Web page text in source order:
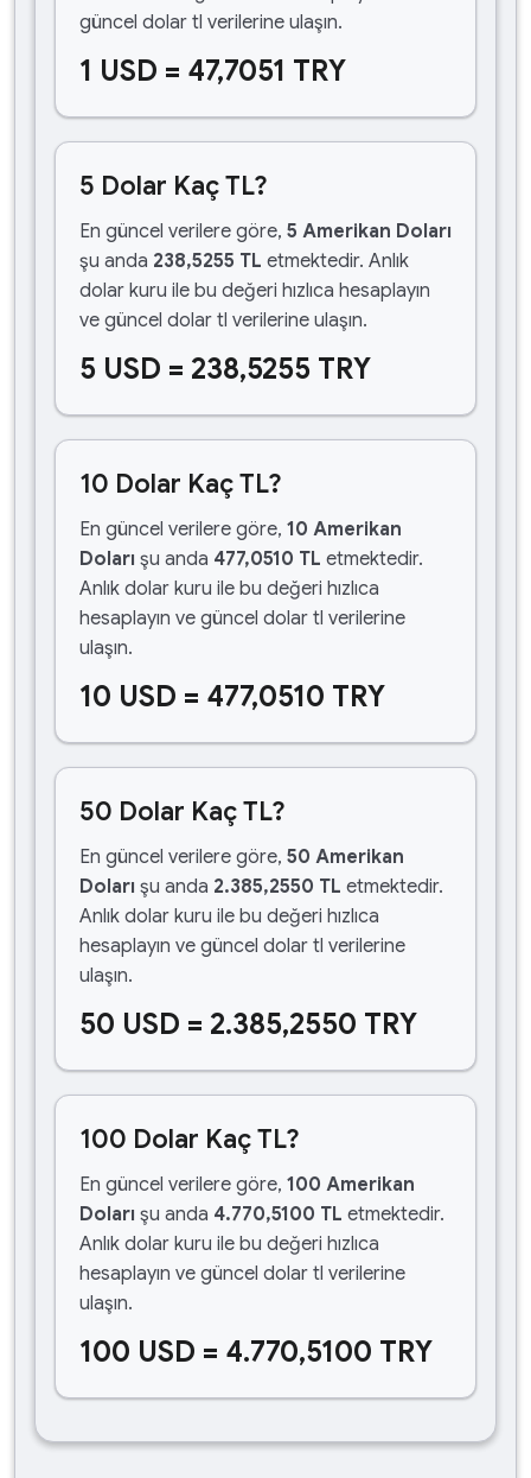
güncel dolar tl verilerine ulaşın.
1 USD = 47,7051 TRY
5 Dolar Kaç TL?
En güncel verilere göre, 5 Amerikan Doları
şu anda 238,5255 TL etmektedir. Anlık
dolar kuru ile bu değeri hızlıca hesaplayın
ve güncel dolar tl verilerine ulaşın.
5 USD = 238,5255 TRY
10 Dolar Kaç TL?
En güncel verilere göre, 10 Amerikan
Doları şu anda 477,0510 TL etmektedir.
Anlık dolar kuru ile bu değeri hızlıca
hesaplayın ve güncel dolar tl verilerine
ulaşın.
10 USD = 477,0510 TRY
50 Dolar Kaç TL?
En güncel verilere göre, 50 Amerikan
Doları şu anda 2.385,2550 TL etmektedir.
Anlık dolar kuru ile bu değeri hızlıca
hesaplayın ve güncel dolar tl verilerine
ulaşın.
50 USD = 2.385,2550 TRY
100 Dolar Kaç TL?
En güncel verilere göre, 100 Amerikan
Doları şu anda 4.770,5100 TL etmektedir.
Anlık dolar kuru ile bu değeri hızlıca
hesaplayın ve güncel dolar tl verilerine
ulaşın.
100 USD = 4.770,5100 TRY